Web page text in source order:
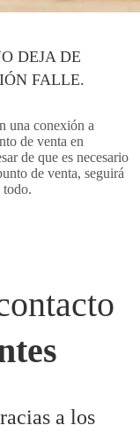
DEJA DE
FALLE.
una conexión a
de venta en
de que es necesario
de venta, seguirá
todo.
a los